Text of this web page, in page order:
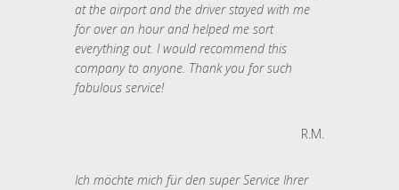
at the airport and the driver stayed with me
for over an hour and helped me sort
everything out. I would recommend this
company to anyone. Thank you for such
fabulous service!
R.M.
Ich möchte mich für den super Service Ihrer